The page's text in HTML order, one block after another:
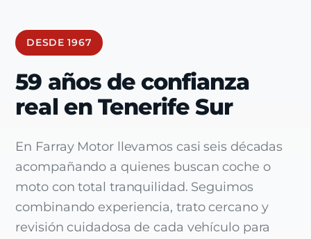
DESDE 1967
59 años de confianza
real en Tenerife Sur
En Farray Motor llevamos casi seis décadas
acompañando a quienes buscan coche o
moto con total tranquilidad. Seguimos
combinando experiencia, trato cercano y
revisión cuidadosa de cada vehículo para